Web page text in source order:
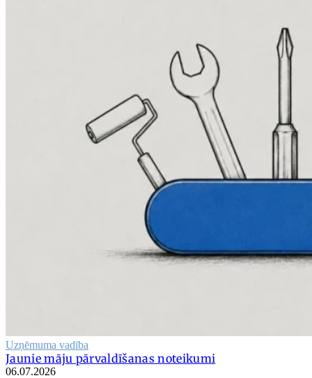
Uzņēmuma vadība
Jaunie māju pārvaldīšanas noteikumi
06.07.2026